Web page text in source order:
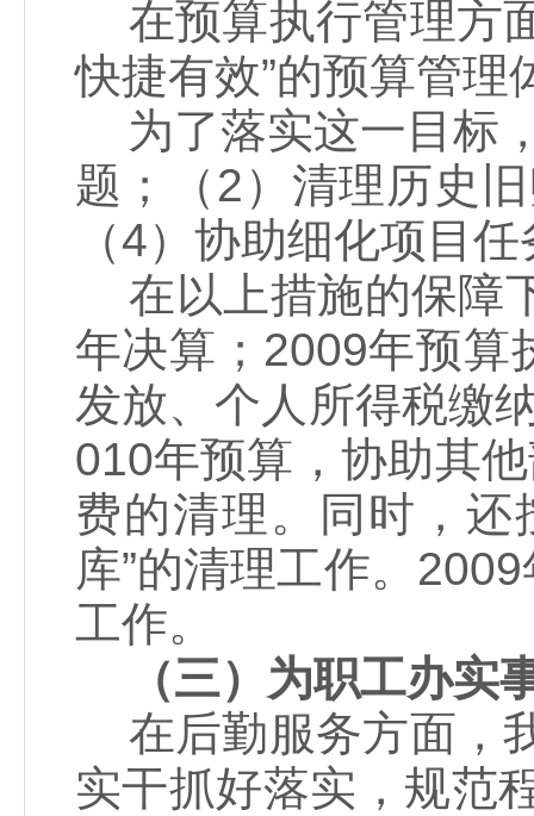
在预算执行管理方
快捷有效”的预算管理
为了落实这一目标
题；（2）清理历史
（4）协助细化项目
在以上措施的保障
年决算；2009年预算
发放、个人所得税缴
010年预算，协助其
费的清理。同时，还
库”的清理工作。
工作。
（三）为职工办实
在后勤服务方面，
实干抓好落实，规范